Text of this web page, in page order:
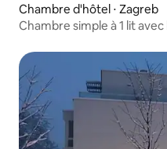
Chambre d'hôtel ⋅ Zagreb
Chambre simple à 1 lit